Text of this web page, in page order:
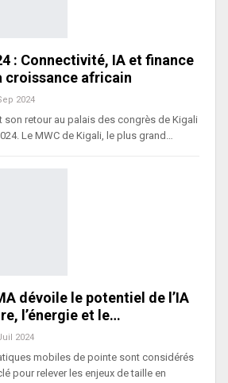
: Connectivité, IA et finance
croissance africain
2024
son retour au palais des congrès de Kigali
Le MWC de Kigali, le plus grand…
dévoile le potentiel de l’IA
l’énergie et le…
2024
mobiles de pointe sont considérés
pour relever les enjeux de taille en